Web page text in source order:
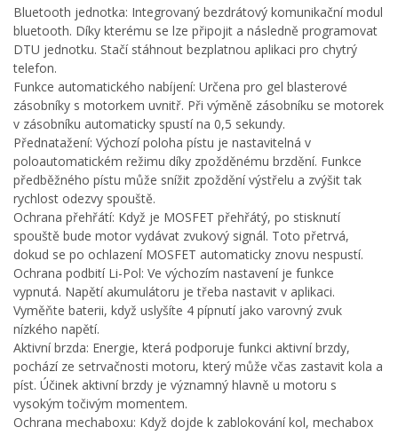
Bluetooth jednotka: Integrovaný bezdrátový komunikační modul
bluetooth. Díky kterému se lze připojit a následně programovat
DTU jednotku. Stačí stáhnout bezplatnou aplikaci pro chytrý
telefon.
Funkce automatického nabíjení: Určena pro gel blasterové
zásobníky s motorkem uvnitř. Při výměně zásobníku se motorek
v zásobníku automaticky spustí na 0,5 sekundy.
Přednatažení: Výchozí poloha pístu je nastavitelná v
poloautomatickém režimu díky zpožděnému brzdění. Funkce
předběžného pístu může snížit zpoždění výstřelu a zvýšit tak
rychlost odezvy spouště.
Ochrana přehřátí: Když je MOSFET přehřátý, po stisknutí
spouště bude motor vydávat zvukový signál. Toto přetrvá,
dokud se po ochlazení MOSFET automaticky znovu nespustí.
Ochrana podbití Li-Pol: Ve výchozím nastavení je funkce
vypnutá. Napětí akumulátoru je třeba nastavit v aplikaci.
Vyměňte baterii, když uslyšíte 4 pípnutí jako varovný zvuk
nízkého napětí.
Aktivní brzda: Energie, která podporuje funkci aktivní brzdy,
pochází ze setrvačnosti motoru, který může včas zastavit kola a
píst. Účinek aktivní brzdy je významný hlavně u motoru s
vysokým točivým momentem.
Ochrana mechaboxu: Když dojde k zablokování kol, mechabox